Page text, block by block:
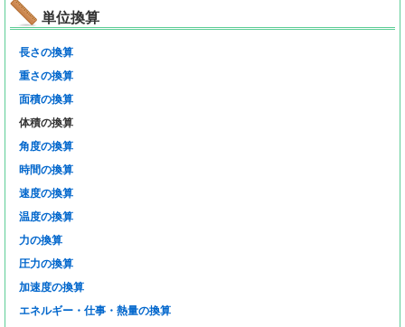
単位換算
長さの換算
重さの換算
面積の換算
体積の換算
角度の換算
時間の換算
速度の換算
温度の換算
力の換算
圧力の換算
加速度の換算
エネルギー・仕事・熱量の換算